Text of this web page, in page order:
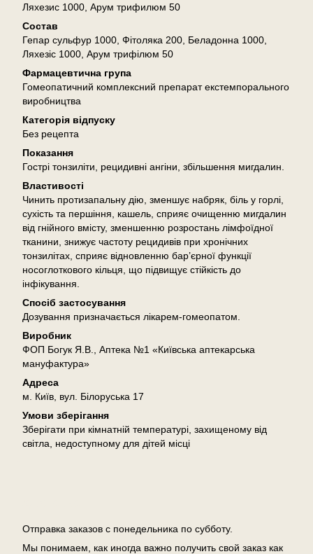
Ляхезис 1000, Арум трифилюм 50
Состав
Гепар сульфур 1000, Фітоляка 200, Беладонна 1000,
Ляхезіс 1000, Арум трифілюм 50
Фармацевтична група
Гомеопатичний комплексний препарат екстемпорального
виробництва
Категорія відпуску
Без рецепта
Показання
Гострі тонзиліти, рецидивні ангіни, збільшення мигдалин.
Властивості
Чинить протизапальну дію, зменшує набряк, біль у горлі,
сухість та першіння, кашель, сприяє очищенню мигдалин
від гнійного вмісту, зменшенню розростань лімфоїдної
тканини, знижує частоту рецидивів при хронічних
тонзилітах, сприяє відновленню бар’єрної функції
носоглоткового кільця, що підвищує стійкість до
інфікування.
Спосіб застосування
Дозування призначається лікарем-гомеопатом.
Виробник
ФОП Богук Я.В., Аптека №1 «Київська аптекарська
мануфактура»
Адреса
м. Київ, вул. Білоруська 17
Умови зберігання
Зберігати при кімнатній температурі, захищеному від
світла, недоступному для дітей місці
Отправка заказов с понедельника по субботу.
Мы понимаем, как иногда важно получить свой заказ как